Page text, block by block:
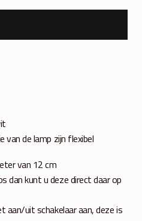
van de lamp zijn flexibel
van 12 cm
dan kunt u deze direct daar op
aan/uit schakelaar aan, deze is